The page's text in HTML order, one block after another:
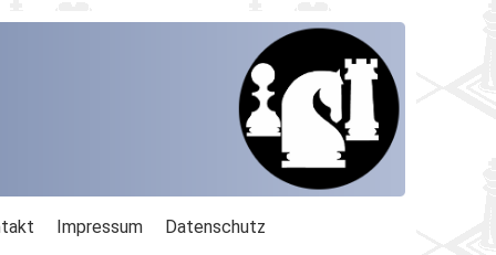
Impressum Datenschutz